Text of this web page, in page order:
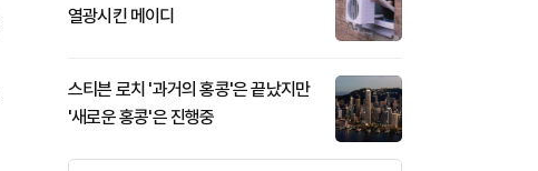
열광시킨 메이디
스티븐 로치 '과거의 홍콩'은 끝났지만
'새로운 홍콩'은 진행중